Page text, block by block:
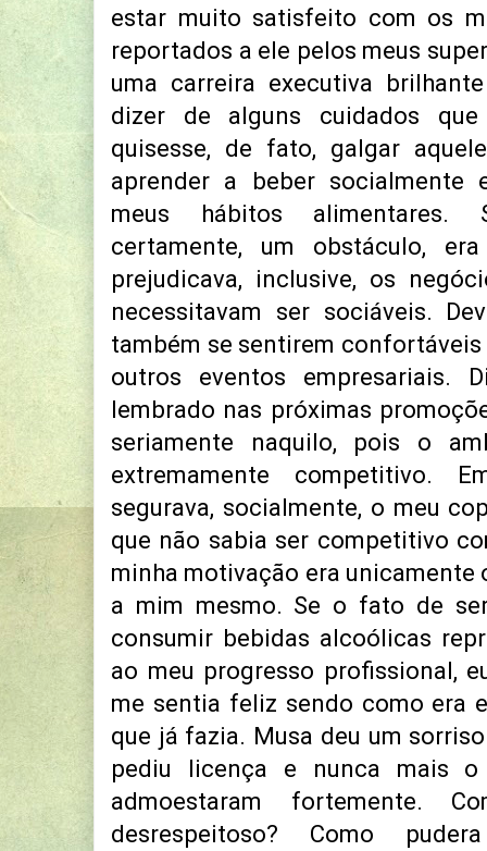
estar muito satisfeito com os
reportados a ele pelos meus
uma carreira executiva
dizer de alguns cuidados
quisesse, de fato, galgar
aprender a beber socialmente
meus hábitos alimentares.
certamente, um obstáculo,
prejudicava, inclusive, os
necessitavam ser sociáveis.
também se sentirem
outros eventos empresariais.
lembrado nas próximas
seriamente naquilo, pois o
extremamente competitivo.
segurava, socialmente, o meu
que não sabia ser competitivo
minha motivação era unicamente
a mim mesmo. Se o fato de
consumir bebidas alcoólicas
ao meu progresso profissional,
me sentia feliz sendo como era
que já fazia. Musa deu um
pediu licença e nunca mais
admoestaram fortemente.
desrespeitoso? Como